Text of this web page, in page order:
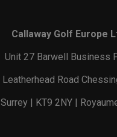
Callaway Golf Europe
Unit 27 Barwell Business
Leatherhead Road
Surrey | KT9 2NY |